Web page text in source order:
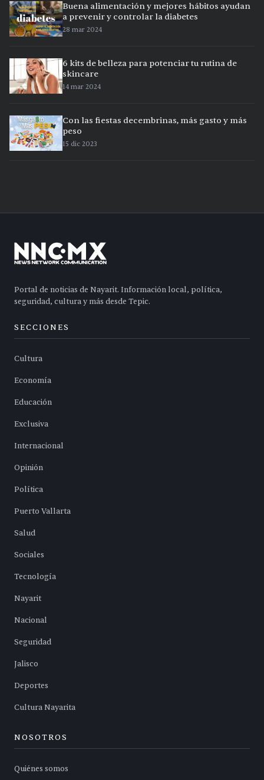
Buena alimentación y mejores hábitos ayudan
a prevenir y controlar la diabetes
28 mar 2024
6 kits de belleza para potenciar tu rutina de
skincare
14 mar 2024
Con las fiestas decembrinas, más gasto y más
peso
15 dic 2023
Portal de noticias de Nayarit. Información local, política,
seguridad, cultura y más desde Tepic.
SECCIONES
Cultura
Economía
Educación
Exclusiva
Internacional
Opinión
Política
Puerto Vallarta
Salud
Sociales
Tecnología
Nayarit
Nacional
Seguridad
Jalisco
Deportes
Cultura Nayarita
NOSOTROS
Quiénes somos